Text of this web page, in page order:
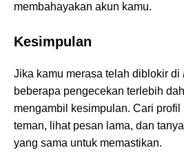
membahayakan akun kamu.
Kesimpulan
Jika kamu merasa telah diblokir di
beberapa pengecekan terlebih
mengambil kesimpulan. Cari profil
teman, lihat pesan lama, dan
yang sama untuk memastikan.